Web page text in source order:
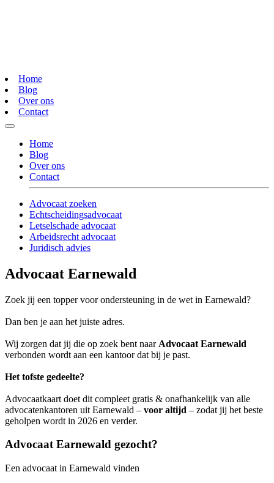
Home
Blog
Over ons
Contact
Home
Blog
Over ons
Contact
Advocaat zoeken
Echtscheidingsadvocaat
Letselschade advocaat
Arbeidsrecht advocaat
Juridisch advies
Advocaat Earnewald
Zoek jij een topper voor ondersteuning in de wet in Earnewald?
Dan ben je aan het juiste adres.
Wij zorgen dat jij die op zoek bent naar Advocaat Earnewald
verbonden wordt aan een kantoor dat bij je past.
Het tofste gedeelte?
Advocaatkaart doet dit compleet gratis & onafhankelijk van alle
advocatenkantoren uit Earnewald – voor altijd – zodat jij het beste
geholpen wordt in 2026 en verder.
Advocaat Earnewald gezocht?
Een advocaat in Earnewald vinden